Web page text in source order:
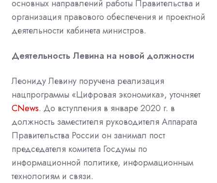
основных направлений работы Правительства и
организация правового обеспечения и проектной
деятельности кабинета министров.
Деятельность Левина на новой должности
Леониду Левину поручена реализация
нацпрограммы «Цифровая экономика», уточняет
CNews. До вступления в январе 2020 г. в
должность заместителя руководителя Аппарата
Правительства России он занимал пост
председателя комитета Госдумы по
информационной политике, информационным
технологиям и связи.